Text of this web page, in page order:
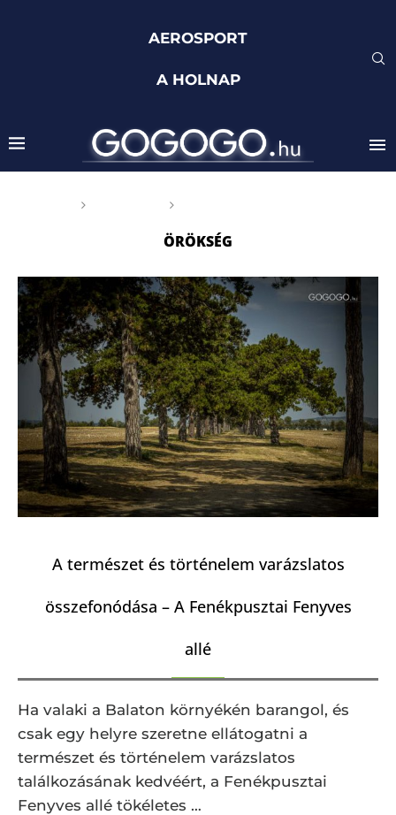
AEROSPORT
A HOLNAP
ÖRÖKSÉG
A természet és történelem varázslatos
összefonódása – A Fenékpusztai Fenyves
allé
Ha valaki a Balaton környékén barangol, és
csak egy helyre szeretne ellátogatni a
természet és történelem varázslatos
találkozásának kedvéért, a Fenékpusztai
Fenyves allé tökéletes …